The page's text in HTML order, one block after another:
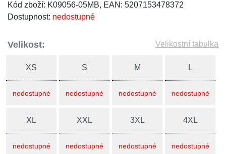
Kód zboží: K09056-05MB, EAN: 5207153478372
Dostupnost: nedostupné
Velikost: Velikostní tabulka
XS
nedostupné
S
nedostupné
M
nedostupné
L
nedostupné
XL
nedostupné
XXL
nedostupné
3XL
nedostupné
4XL
nedostupné